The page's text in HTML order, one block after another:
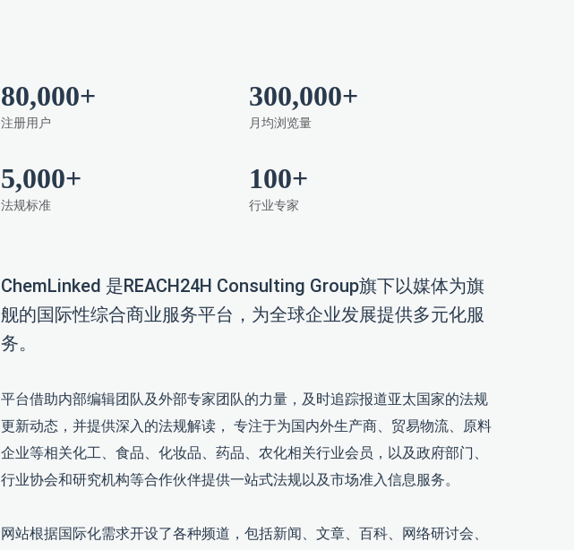
80,000+
注册用户
300,000+
月均浏览量
5,000+
法规标准
100+
行业专家
ChemLinked 是REACH24H Consulting Group旗下以媒体为旗
舰的国际性综合商业服务平台，为全球企业发展提供多元化服
务。
平台借助内部编辑团队及外部专家团队的力量，及时追踪报道亚太国家的法规
更新动态，并提供深入的法规解读， 专注于为国内外生产商、贸易物流、原料
企业等相关化工、食品、化妆品、药品、农化相关行业会员，以及政府部门、
行业协会和研究机构等合作伙伴提供一站式法规以及市场准入信息服务。
网站根据国际化需求开设了各种频道，包括新闻、文章、百科、网络研讨会、